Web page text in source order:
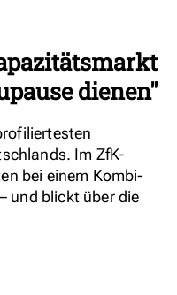
dienen"
Im ZfK-
bei einem Kombi-
und blickt über die